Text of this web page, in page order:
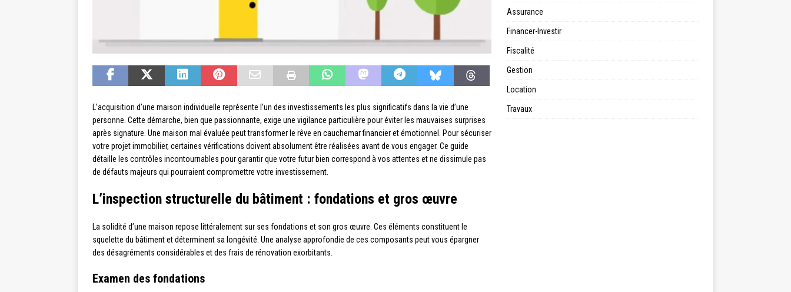
L’acquisition d’une maison individuelle représente l’un des investissements les plus significatifs dans la vie d’une
personne. Cette démarche, bien que passionnante, exige une vigilance particulière pour éviter les mauvaises surprises
après signature. Une maison mal évaluée peut transformer le rêve en cauchemar financier et émotionnel. Pour sécuriser
votre projet immobilier, certaines vérifications doivent absolument être réalisées avant de vous engager. Ce guide
détaille les contrôles incontournables pour garantir que votre futur bien correspond à vos attentes et ne dissimule pas
de défauts majeurs qui pourraient compromettre votre investissement.
L’inspection structurelle du bâtiment : fondations et gros œuvre
La solidité d’une maison repose littéralement sur ses fondations et son gros œuvre. Ces éléments constituent le
squelette du bâtiment et déterminent sa longévité. Une analyse approfondie de ces composants peut vous épargner
des désagréments considérables et des frais de rénovation exorbitants.
Examen des fondations
Assurance
Financer-Investir
Fiscalité
Gestion
Location
Travaux